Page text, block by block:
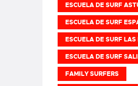
ESCUELA DE SURF
ESCUELA DE SURF
ESCUELA DE SURF
ESCUELA DE SURF
FAMILY SURFERS